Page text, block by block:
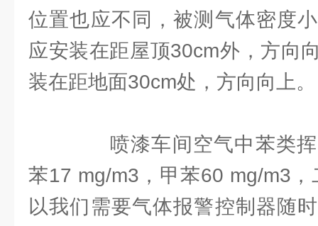
位置也应不同，被测气体密度
应安装在距屋顶30cm外，方向
装在距地面30cm处，方向向上。
喷漆车间空气中苯类挥
苯17 mg/m3，甲苯60 mg/m3
以我们需要气体报警控制器随